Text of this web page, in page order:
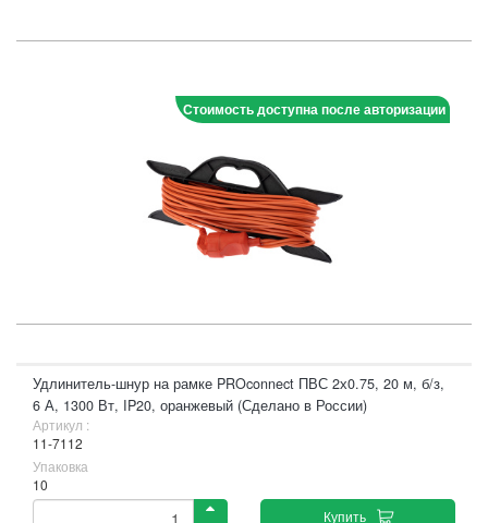
Стоимость доступна после авторизации
Удлинитель-шнур на рамке PROconnect ПВС 2х0.75, 20 м, б/з,
6 А, 1300 Вт, IP20, оранжевый (Сделано в России)
Артикул :
11-7112
Упаковка
10
Купить